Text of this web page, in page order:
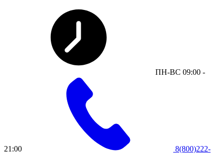
ПН-ВС 09:00 -
21:00 8(800)222-